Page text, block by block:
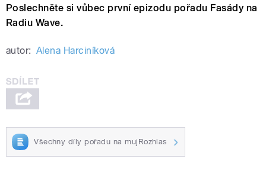
Poslechněte si vůbec první epizodu pořadu Fasády na
Radiu Wave.
autor: Alena Harciníková
Všechny díly pořadu na mujRozhlas